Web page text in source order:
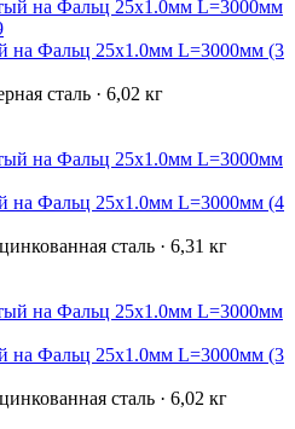
на Фальц 25х1.0мм L=3000мм (3
сталь · 6,02 кг
на Фальц 25х1.0мм L=3000мм (4
сталь · 6,31 кг
на Фальц 25х1.0мм L=3000мм (3
сталь · 6,02 кг